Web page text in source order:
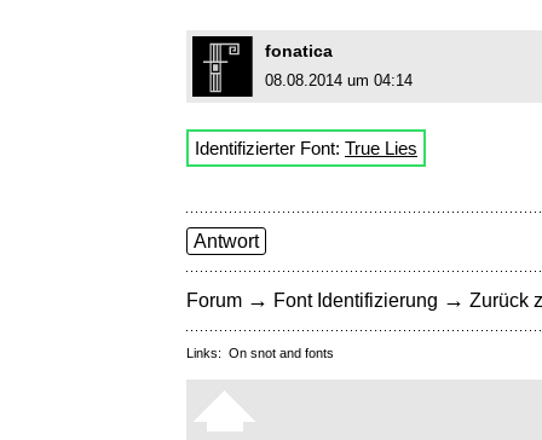
fonatica
08.08.2014 um 04:14
Identifizierter Font: True Lies
Antwort
Forum → Font Identifizierung → Zurück
Links: On snot and fonts